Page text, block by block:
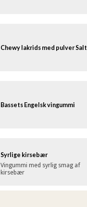
Chewy lakrids med pulver Salt
Bassets Engelsk vingummi
Syrlige kirsebær
Vingummi med syrlig smag af
kirsebær